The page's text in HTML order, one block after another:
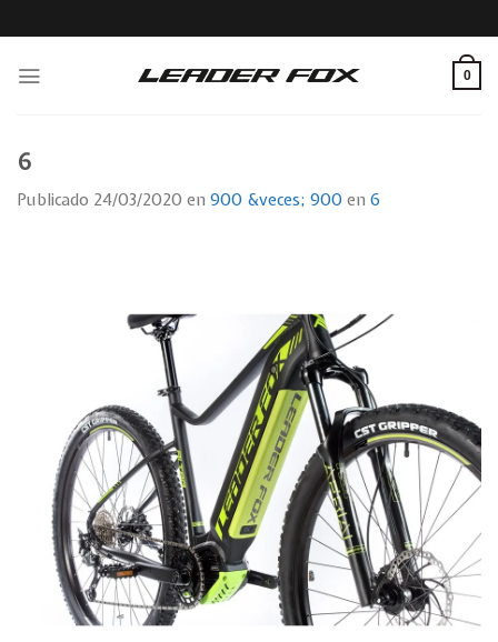
to
0
6
Publicado 24/03/2020 en 900 &veces; 900 en 6